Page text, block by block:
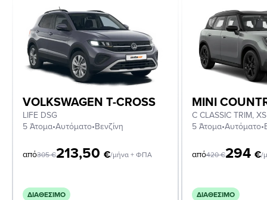
VOLKSWAGEN T-CROSS
LIFE DSG
5 Άτομα•Αυτόματο•Βενζίνη
από305€213,50 €/μήνα + ΦΠΑ
ΔΙΑΘΈΣΙΜΟ
MINI
5 Άτομα•Αυτόματο•
από420€294 €/
ΔΙΑΘΈΣΙΜΟ